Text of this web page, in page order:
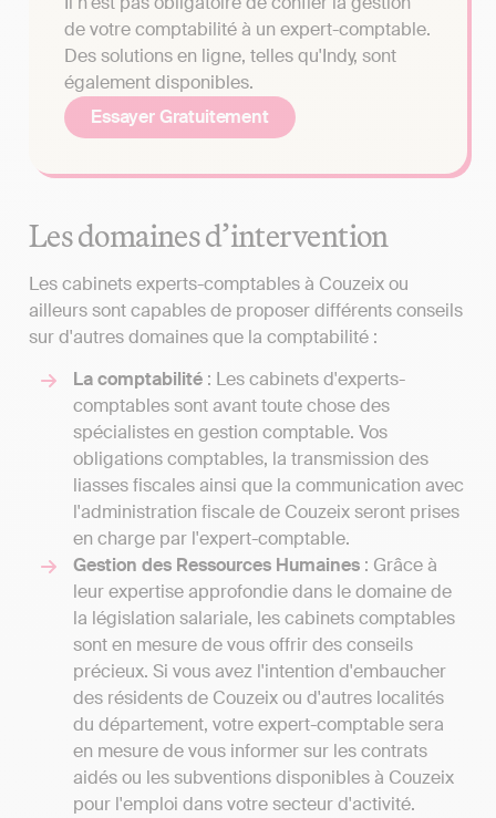
de votre comptabilité à un expert-comptable.
Des solutions en ligne, telles qu'Indy, sont
également disponibles.
Essayer Gratuitement
Les domaines d’intervention
Les cabinets experts-comptables à Couzeix ou
ailleurs sont capables de proposer différents conseils
sur d'autres domaines que la comptabilité :
La comptabilité : Les cabinets d'experts-
comptables sont avant toute chose des
spécialistes en gestion comptable. Vos
obligations comptables, la transmission des
liasses fiscales ainsi que la communication avec
l'administration fiscale de Couzeix seront prises
en charge par l'expert-comptable.
Gestion des Ressources Humaines : Grâce à
leur expertise approfondie dans le domaine de
la législation salariale, les cabinets comptables
sont en mesure de vous offrir des conseils
précieux. Si vous avez l'intention d'embaucher
des résidents de Couzeix ou d'autres localités
du département, votre expert-comptable sera
en mesure de vous informer sur les contrats
aidés ou les subventions disponibles à Couzeix
pour l'emploi dans votre secteur d'activité.